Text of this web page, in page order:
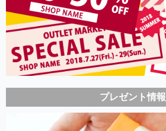
プレゼント情報